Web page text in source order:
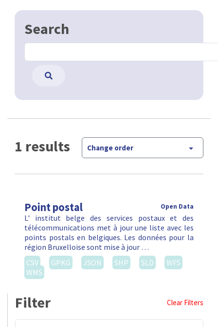
Search
1 results Change order
Point postal Open Data
L' institut belge des services postaux et des
télécommunications met à jour une liste avec les
points postals en belgiques. Les données pour la
région Bruxelloise sont mise à jour …
CSV
GPKG JSON SHP SLD
WFS
WMS
Filter Clear Filters